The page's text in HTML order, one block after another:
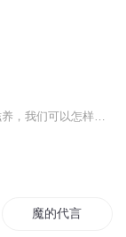
魔的代言